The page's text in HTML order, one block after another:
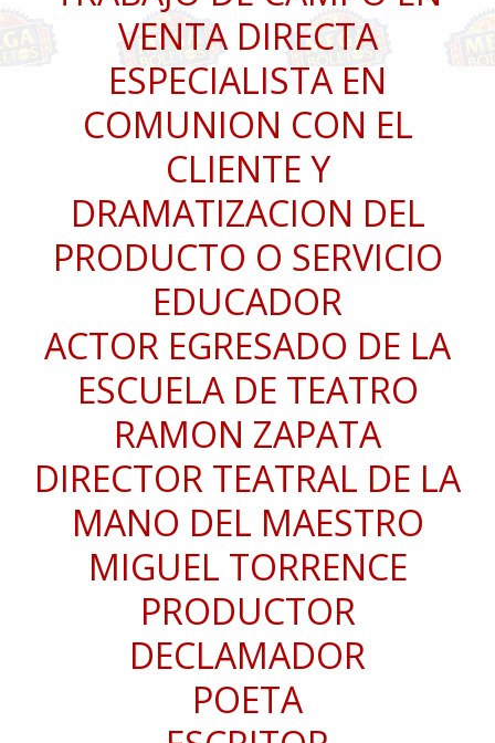
VENTA DIRECTA
ESPECIALISTA EN
COMUNION CON EL
CLIENTE Y
DRAMATIZACION DEL
PRODUCTO O SERVICIO
EDUCADOR
ACTOR EGRESADO DE LA
ESCUELA DE TEATRO
RAMON ZAPATA
DIRECTOR TEATRAL DE LA
MANO DEL MAESTRO
MIGUEL TORRENCE
PRODUCTOR
DECLAMADOR
POETA